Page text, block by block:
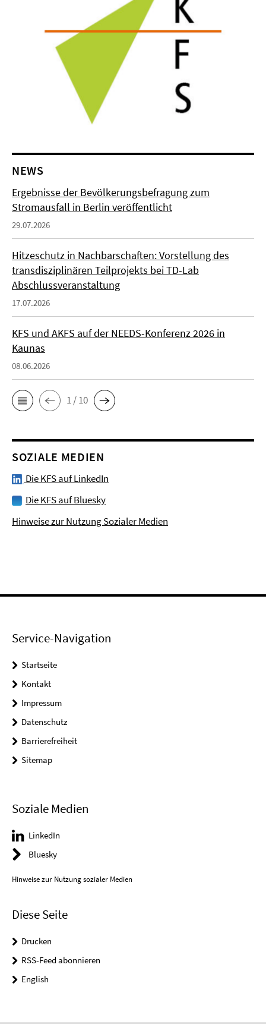
NEWS
Ergebnisse der Bevölkerungsbefragung zum
Stromausfall in Berlin veröffentlicht
29.07.2026
Hitzeschutz in Nachbarschaften: Vorstellung des
transdisziplinären Teilprojekts bei TD-Lab
Abschlussveranstaltung
17.07.2026
KFS und AKFS auf der NEEDS-Konferenz 2026 in
Kaunas
08.06.2026
1 / 10
SOZIALE MEDIEN
Die KFS auf LinkedIn
Die KFS auf Bluesky
Hinweise zur Nutzung Sozialer Medien
Service-Navigation
Startseite
Kontakt
Impressum
Datenschutz
Barrierefreiheit
Sitemap
Soziale Medien
LinkedIn
Bluesky
Hinweise zur Nutzung sozialer Medien
Diese Seite
Drucken
RSS-Feed abonnieren
English